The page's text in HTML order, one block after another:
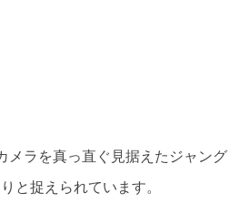
メラを真っ直ぐ見据えたジャング
と捉えられています。